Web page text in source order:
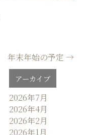
年末年始の予定 →
アーカイブ
2026年7月
2026年4月
2026年2月
2026年1月